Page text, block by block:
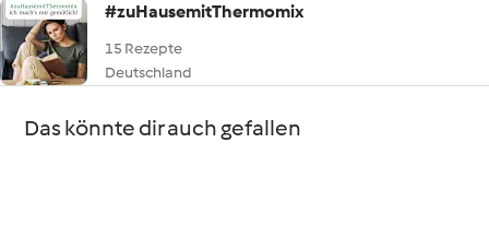
#zuHausemitThermomix
15 Rezepte
Deutschland
Das könnte dir auch gefallen